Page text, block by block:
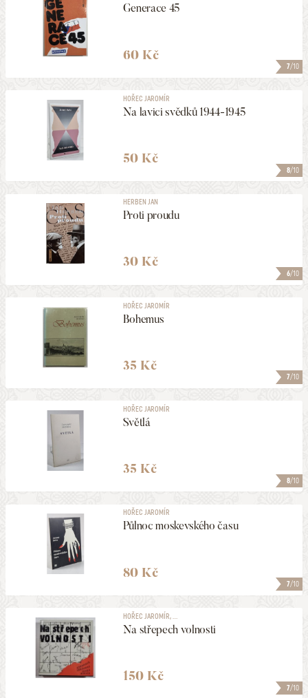
7/10
Generace 45
60 Kč
8/10
HOŘEC JAROMÍR
Na lavici svědků 1944-1945
50 Kč
6/10
HERBEN JAN
Proti proudu
30 Kč
7/10
HOŘEC JAROMÍR
Bohemus
35 Kč
8/10
HOŘEC JAROMÍR
Světlá
35 Kč
7/10
HOŘEC JAROMÍR
Půlnoc moskevského času
80 Kč
7/10
HOŘEC JAROMÍR, ...
Na střepech volnosti
150 Kč